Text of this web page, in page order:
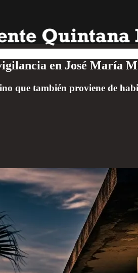
en José María
que también proviene de